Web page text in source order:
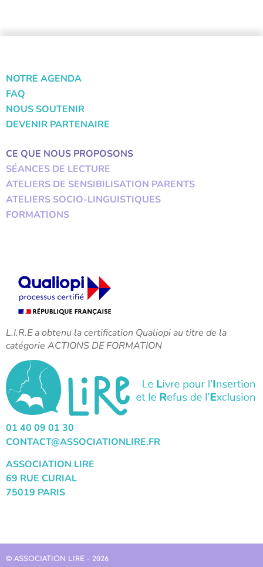
NOTRE AGENDA
FAQ
NOUS SOUTENIR
DEVENIR PARTENAIRE
CE QUE NOUS PROPOSONS
SÉANCES DE LECTURE
ATELIERS DE SENSIBILISATION PARENTS
ATELIERS SOCIO-LINGUISTIQUES
FORMATIONS
L.I.R.E a obtenu la certification Qualiopi au titre de la
catégorie ACTIONS DE FORMATION
01 40 09 01 30
CONTACT@ASSOCIATIONLIRE.FR
ASSOCIATION LIRE
69 RUE CURIAL
75019 PARIS
© ASSOCIATION LIRE - 2026